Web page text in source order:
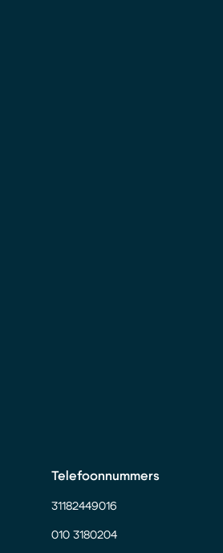
Telefoonnummers
31182449016
010 3180204